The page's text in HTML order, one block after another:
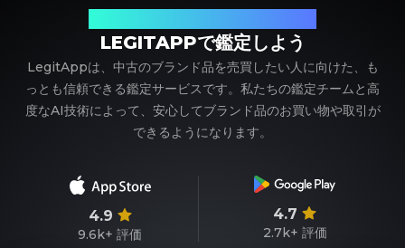
LEGITAPPで鑑定しよう
LegitAppは、中古のブランド品を売買したい人に向けた、も
っとも信頼できる鑑定サービスです。私たちの鑑定チームと高
度なAI技術によって、安心してブランド品のお買い物や取引が
できるようになります。
4.9
9.6k+ 評価
4.7
2.7k+ 評価